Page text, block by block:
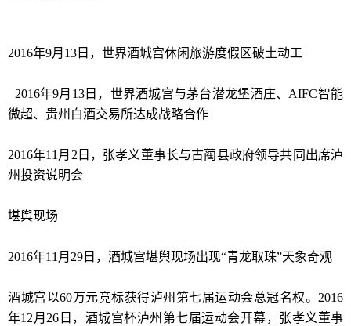
2016年9月13日，世界酒城宫休闲旅游度假区破土动工
2016年9月13日，世界酒城宫与茅台潜龙堡酒庄、AIFC智能
微超、贵州白酒交易所达成战略合作
2016年11月2日，张孝义董事长与古蔺县政府领导共同出席泸
州投资说明会
堪舆现场
2016年11月29日，酒城宫堪舆现场出现“青龙取珠”天象奇观
酒城宫以60万元竞标获得泸州第七届运动会总冠名权。2016
年12月26日，酒城宫杯泸州第七届运动会开幕，张孝义董事